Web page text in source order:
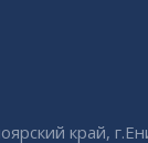
край,